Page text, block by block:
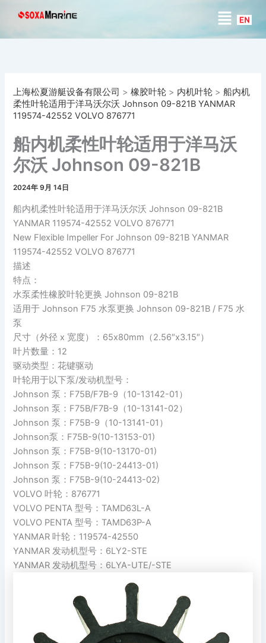
菜
单
上海松夏游艇设备有限公司 >橡胶叶轮 > 内机叶轮 >船内机
柔性叶轮适用于洋马沃尔沃 Johnson 09-821B YANMAR
119574-42552 VOLVO 876771
船内机柔性叶轮适用于洋马沃
尔沃 Johnson 09-821B
YANMAR 119574-42552
VOLVO 876771
2024年 9月 14日
船内机柔性叶轮适用于洋马沃尔沃 Johnson 09-821B
YANMAR 119574-42552 VOLVO 876771
New Flexible Impeller For Johnson 09-821B YANMAR
119574-42552 VOLVO 876771
描述
特点：
水泵柔性橡胶叶轮更换 Johnson 09-821B
适用于 Johnson F75 水泵更换 Johnson 09-821B / F75 水
泵
尺寸（外径 x 宽度）：65x80mm（2.56″x3.15″）
叶片数量：12
驱动类型：花键驱动
叶轮用于以下泵/发动机型号：
Johnson 泵：F75B/F7B-9（10-13142-01）
Johnson 泵：F75B/F7B-9（10-13141-02）
Johnson 泵：F75B-9（10-13141-01）
Johnson泵：F75B-9(10-13153-01)
Johnson 泵：F75B-9(10-13170-01)
Johnson 泵：F75B-9(10-24413-01)
Johnson 泵：F75B-9(10-24413-02)
VOLVO 叶轮：876771
VOLVO PENTA 型号：TAMD63L-A
VOLVO PENTA 型号：TAMD63P-A
YANMAR 叶轮：119574-42550
YANMAR 发动机型号：6LY2-STE
YANMAR 发动机型号：6LYA-UTE/-STE
索